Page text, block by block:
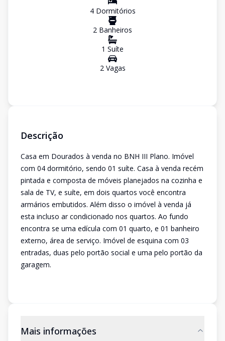
4Dormitórios
2 Banheiros
1 Suíte
2Vagas
Descrição
Casa em Dourados à venda no BNH III Plano. Imóvel
com 04 dormitório, sendo 01 suíte. Casa à venda recém
pintada e composta de móveis planejados na cozinha e
sala de TV, e suíte, em dois quartos você encontra
armários embutidos. Além disso o imóvel à venda já
esta incluso ar condicionado nos quartos. Ao fundo
encontra se uma edícula com 01 quarto, e 01 banheiro
externo, área de serviço. Imóvel de esquina com 03
entradas, duas pelo portão social e uma pelo portão da
garagem.
Mais informações